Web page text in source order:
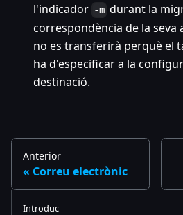
l'indicador -m durant la
correspondència de la seva
no es transferirà perquè el
ha d'especificar a la
destinació.
Anterior
Correu electrònic
Introduc